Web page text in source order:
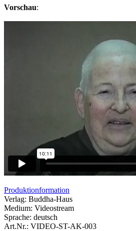
Vorschau:
Produktionformation
Verlag: Buddha-Haus
Medium: Videostream
Sprache: deutsch
Art.Nr.: VIDEO-ST-AK-003